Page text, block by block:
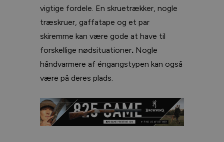
vigtige fordele. En skruetrækker, nogle
træskruer, gaffatape og et par
skiremme kan være gode at have til
forskellige nødsituationer. Nogle
håndvarmere af éngangstypen kan også
være på deres plads.